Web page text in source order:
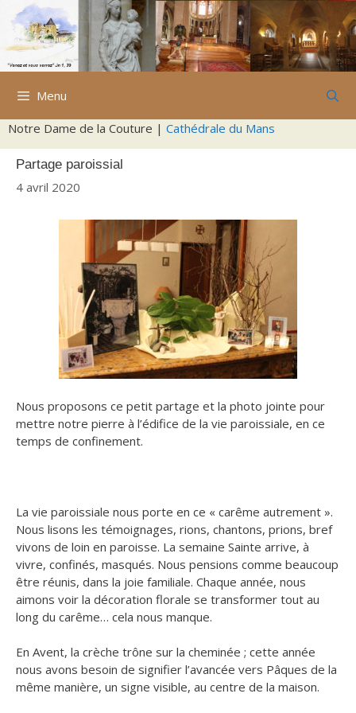
Aller
contenu
Menu
Notre Dame de la Couture | Cathédrale du Mans
Partage paroissial
4 avril 2020
Nous proposons ce petit partage et la photo jointe pour
mettre notre pierre à l’édifice de la vie paroissiale, en ce
temps de confinement.
La vie paroissiale nous porte en ce « carême autrement ».
Nous lisons les témoignages, rions, chantons, prions, bref
vivons de loin en paroisse. La semaine Sainte arrive, à
vivre, confinés, masqués. Nous pensions comme beaucoup
être réunis, dans la joie familiale. Chaque année, nous
aimons voir la décoration florale se transformer tout au
long du carême… cela nous manque.
En Avent, la crèche trône sur la cheminée ; cette année
nous avons besoin de signifier l’avancée vers Pâques de la
même manière, un signe visible, au centre de la maison.